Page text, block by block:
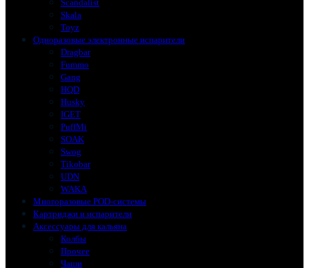
Scandalist
Skala
Toyz
Одноразовые электронные испарители
Dragbar
Fummo
Gang
HQD
Husky
IGET
PuffMi
SOAK
Swog
Tikobar
UDN
WAKA
Многоразовые POD-системы
Картриджи и испарители
Аксессуары для кальяна
Колбы
Прочее
Чаши